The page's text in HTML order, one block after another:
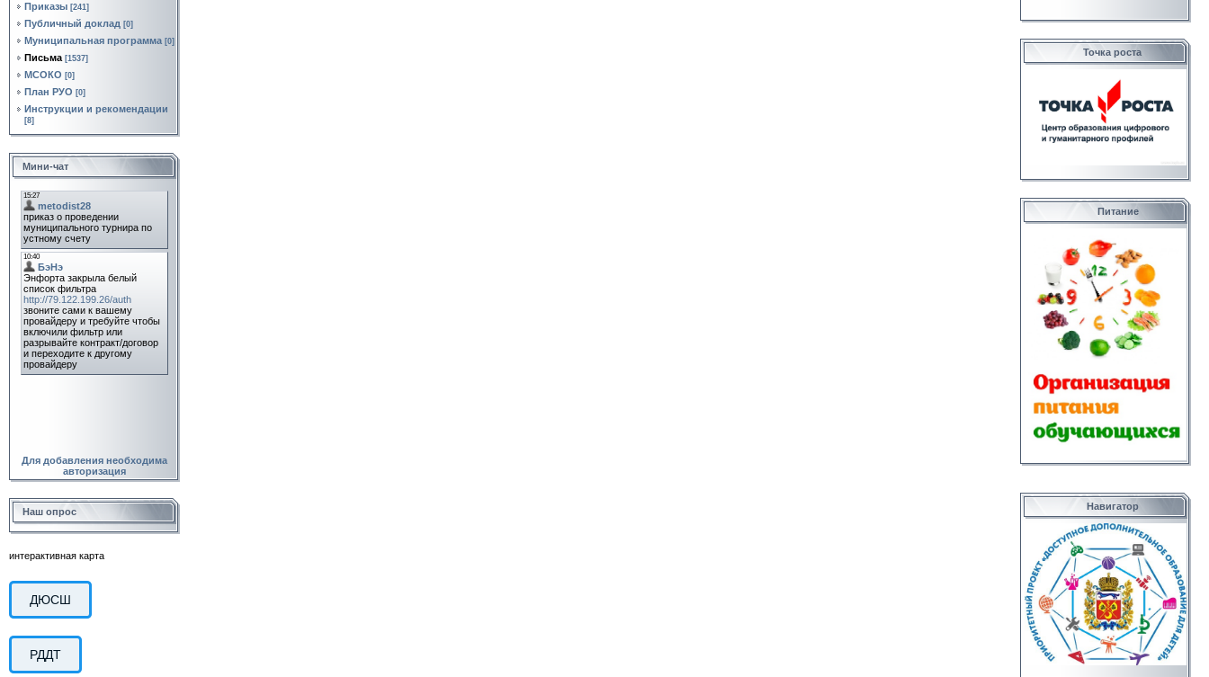
Приказы [241]
Публичный доклад [0]
Муниципальная программа [0]
Письма [1537]
МСОКО [0]
План РУО [0]
Инструкции и рекомендации
[8]
Мини-чат
Для добавления необходима
авторизация
Наш опрос
интерактивная карта
ДЮСШ
РДДТ
Точка роста
Питание
Навигатор